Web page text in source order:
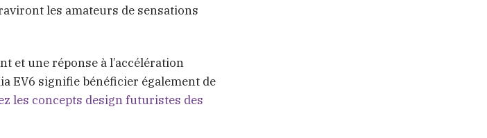
les amateurs de sensations
et une réponse à l’accélération
EV6 signifie bénéficier également de
les concepts design futuristes des